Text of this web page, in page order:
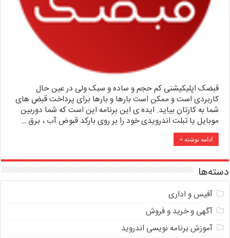
قبضک اپلیکیشنی کم حجم و ساده و سبک ولی در عین حال
کاربردی است و ممکن است بارها و بارها برای پرداخت قبض های
شما به کارتان بیاید. ایده ی این برنامه این است که شما دوربین
موبایل یا تبلت اندرویدی خود را بر روی بارکد قبوض آب ، برق …
ادامه نوشته »
دسته‌ها
آفیس و اداری
آگهی و خرید و فروش
آموزش برنامه نویسی اندروید